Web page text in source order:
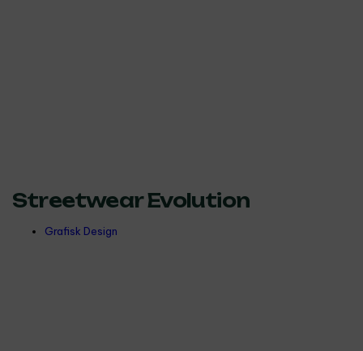
Streetwear Evolution
Grafisk Design